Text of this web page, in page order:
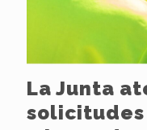
La Junta